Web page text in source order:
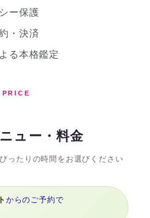
ー保護
・決済
る本格鑑定
PRICE
ュー・料金
ったりの時間をお選びください
からのご予約で